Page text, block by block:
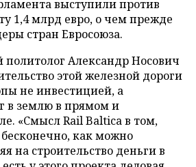
выступили против
1,4 млрд евро, о чем прежде
стран Евросоюза.
Александр Носович
этой железной дороги
не инвестицией, а
в землю в прямом и
«Смысл Rail Baltica в том,
как можно
на строительство деньги в